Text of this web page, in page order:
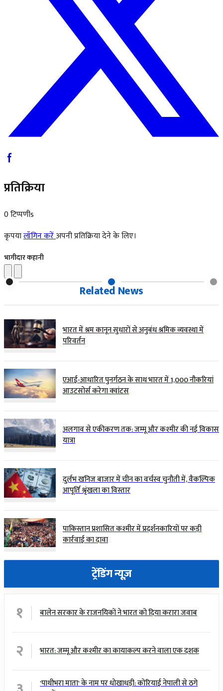
प्रतिक्रिया
0 टिप्पणीs
कृपयालॉगिन करेंअपनी प्रतिक्रिया देने के लिए।
भागीदार कहानी
Related News
भारत में श्रम कानून सुधारों से अनुबंध श्रमिक व्यवस्था में
परिवर्तन
एआई-आधारित पुनर्गठन के साथ भारत में 1,000 नौकरियां
आउटसोर्स करेगा क्वांटस
अलगाव से एकीकरण तक: जम्मू और कश्मीर की नई विकास
यात्रा
दुर्लभ खनिज बाजार में चीन का वर्चस्व चुनौती में, वैकल्पिक
आपूर्ति श्रृंखला का विस्तार
पाकिस्तान प्रशासित कश्मीर में प्रदर्शनकारियों पर कड़ी
कार्रवाई का दावा
ट्रेंडिंग न्यूज़
१ बालेन सरकार के राजनयिकों ने भारत को दिया करारा जवाब
२ भारत: जम्मू और कश्मीर का कायाकल्प करने वाला एक दशक
'पाथीभरा माता' के नाम पर धोखाधड़ी: कोरियाई नेपाली से ठगे